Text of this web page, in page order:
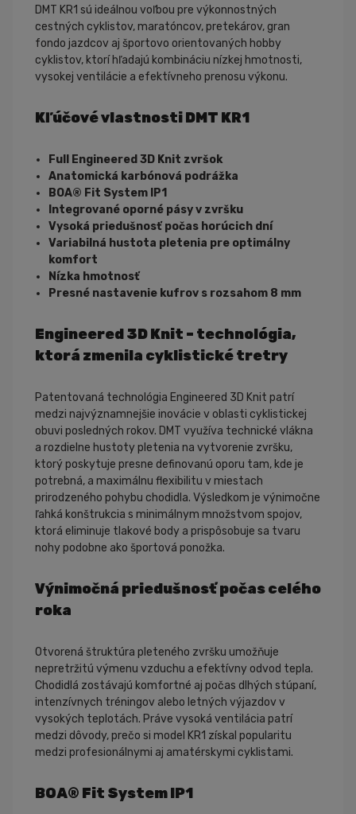
DMT KR1 sú ideálnou voľbou pre výkonnostných
cestných cyklistov, maratóncov, pretekárov, gran
fondo jazdcov aj športovo orientovaných hobby
cyklistov, ktorí hľadajú kombináciu nízkej hmotnosti,
vysokej ventilácie a efektívneho prenosu výkonu.
Kľúčové vlastnosti DMT KR1
Full Engineered 3D Knit zvršok
Anatomická karbónová podrážka
BOA® Fit System IP1
Integrované oporné pásy v zvršku
Vysoká priedušnosť počas horúcich dní
Variabilná hustota pletenia pre optimálny
komfort
Nízka hmotnosť
Presné nastavenie kufrov s rozsahom 8 mm
Engineered 3D Knit – technológia,
ktorá zmenila cyklistické tretry
Patentovaná technológia Engineered 3D Knit patrí
medzi najvýznamnejšie inovácie v oblasti cyklistickej
obuvi posledných rokov. DMT využíva technické vlákna
a rozdielne hustoty pletenia na vytvorenie zvršku,
ktorý poskytuje presne definovanú oporu tam, kde je
potrebná, a maximálnu flexibilitu v miestach
prirodzeného pohybu chodidla. Výsledkom je výnimočne
ľahká konštrukcia s minimálnym množstvom spojov,
ktorá eliminuje tlakové body a prispôsobuje sa tvaru
nohy podobne ako športová ponožka.
Výnimočná priedušnosť počas celého
roka
Otvorená štruktúra pleteného zvršku umožňuje
nepretržitú výmenu vzduchu a efektívny odvod tepla.
Chodidlá zostávajú komfortné aj počas dlhých stúpaní,
intenzívnych tréningov alebo letných výjazdov v
vysokých teplotách. Práve vysoká ventilácia patrí
medzi dôvody, prečo si model KR1 získal popularitu
medzi profesionálnymi aj amatérskymi cyklistami.
BOA® Fit System IP1